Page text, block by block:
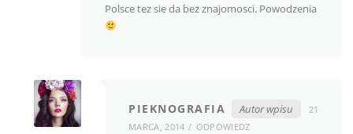
Polsce tez sie da bez znajomosci. Powodzenia
PIEKNOGRAFIA Autor wpisu
21
MARCA, 2014
ODPOWIEDZ